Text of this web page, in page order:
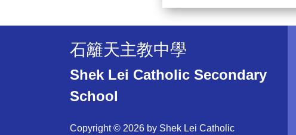
石籬天主教中學
Shek Lei Catholic Secondary
School
Copyright © 2026 by Shek Lei Catholic